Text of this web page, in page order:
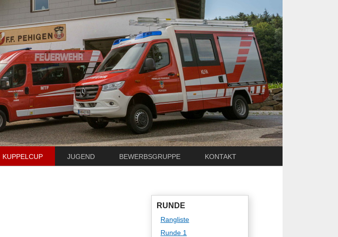
KUPPELCUP JUGEND BEWERBSGRUPPE KONTAKT
RUNDE
Rangliste
Runde 1